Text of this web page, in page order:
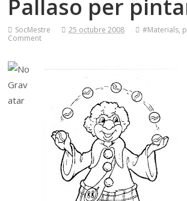
Pallaso per
SocMestre 25 octubre 2008 #Materials,
Comment